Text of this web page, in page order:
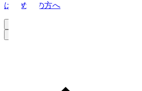
はじめての方へ